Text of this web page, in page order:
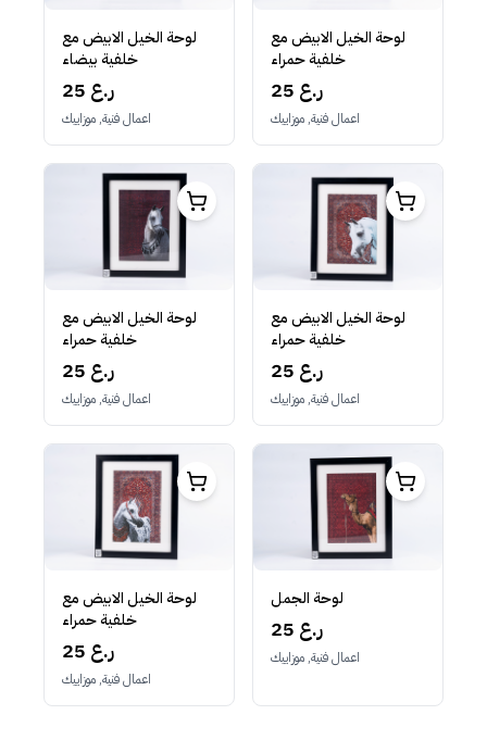
لوحة الخيل الابيض مع
خلفية بيضاء
25 ر.ع
اعمال فنية, موزاييك
لوحة الخيل الابيض مع
خلفية حمراء
25 ر.ع
اعمال فنية, موزاييك
لوحة الخيل الابيض مع
خلفية حمراء
25 ر.ع
اعمال فنية, موزاييك
لوحة الخيل الابيض مع
خلفية حمراء
25 ر.ع
اعمال فنية, موزاييك
لوحة الخيل الابيض مع
خلفية حمراء
25 ر.ع
اعمال فنية, موزاييك
لوحة الجمل
25 ر.ع
اعمال فنية, موزاييك